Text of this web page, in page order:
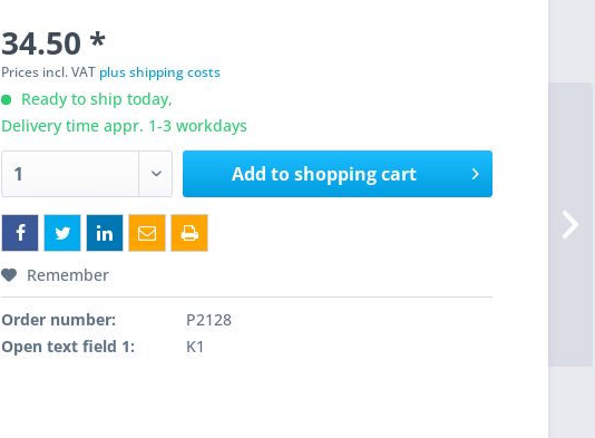
34.50 *
Prices incl. VAT plus shipping costs
Ready to ship today,
Delivery time appr. 1-3 workdays
Add toshopping cart
Remember
Order number:
P2128
Open text field 1:
K1